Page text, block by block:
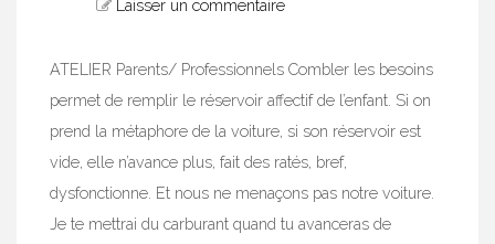
Laisser un commentaire
ATELIER Parents/ Professionnels Combler les besoins
permet de remplir le réservoir affectif de l’enfant. Si on
prend la métaphore de la voiture, si son réservoir est
vide, elle n’avance plus, fait des ratés, bref,
dysfonctionne. Et nous ne menaçons pas notre voiture.
Je te mettrai du carburant quand tu avanceras de